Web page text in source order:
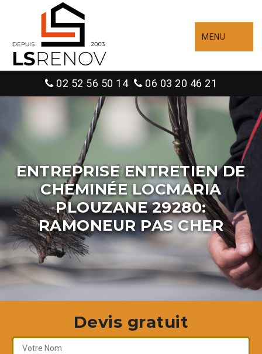
MENU
02 52 56 50 14 06 03 20 46 21
ENTREPRISE ENTRETIEN DE
CHEMINÉE LOCMARIA
PLOUZANE 29280:
RAMONEUR PAS CHER
Devis gratuit